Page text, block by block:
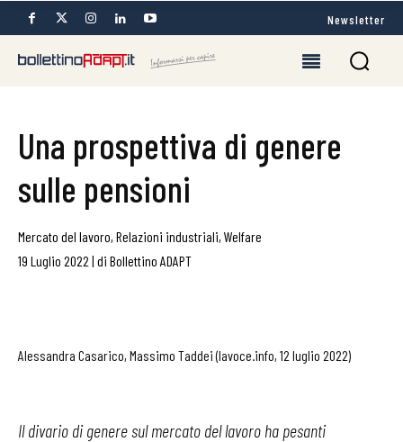
Newsletter
Una prospettiva di genere
sulle pensioni
Mercato del lavoro, Relazioni industriali, Welfare
19 Luglio 2022 | di Bollettino ADAPT
Alessandra Casarico, Massimo Taddei (lavoce.info, 12 luglio 2022)
Il divario di genere sul mercato del lavoro ha pesanti